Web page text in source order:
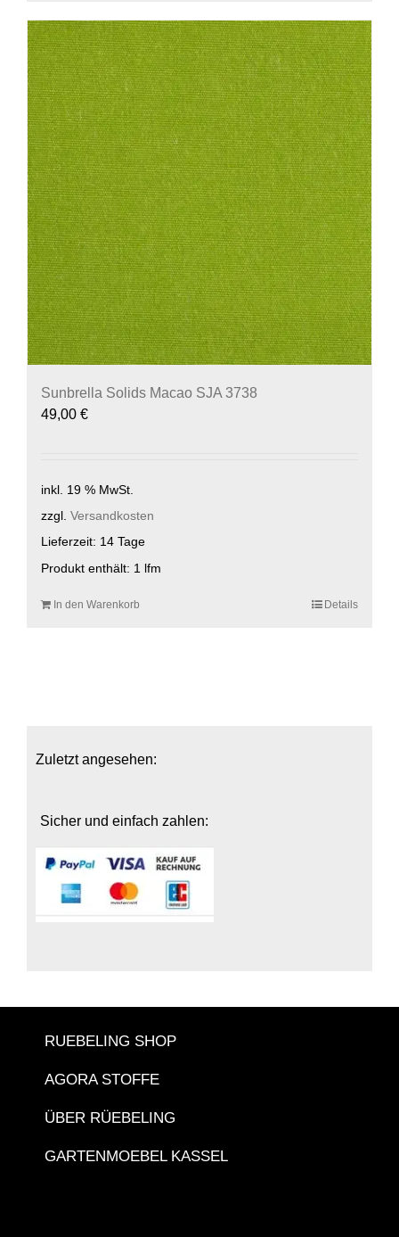
Sunbrella Solids Macao SJA 3738
49,00 €
inkl. 19 % MwSt.
zzgl. Versandkosten
Lieferzeit: 14 Tage
Produkt enthält: 1 lfm
In den Warenkorb Details
Zuletzt angesehen:
Sicher und einfach zahlen:
RUEBELING SHOP
AGORA STOFFE
ÜBER RÜEBELING
GARTENMOEBEL KASSEL